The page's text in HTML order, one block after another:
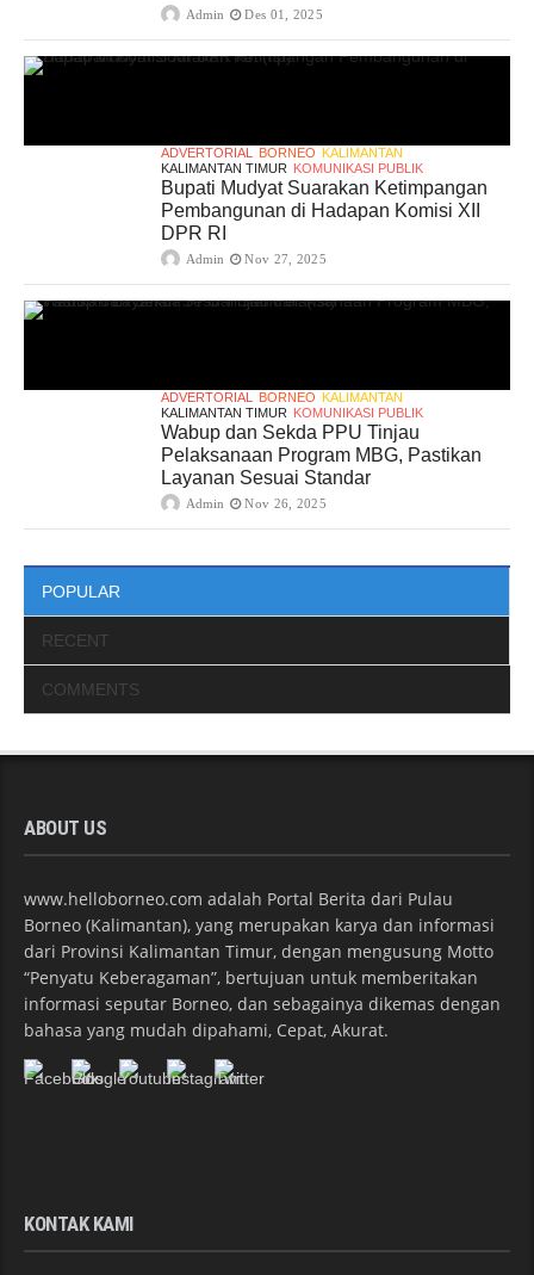
Admin Des 01, 2025
ADVERTORIAL BORNEO KALIMANTAN
KALIMANTAN TIMUR KOMUNIKASI PUBLIK
Bupati Mudyat Suarakan Ketimpangan
Pembangunan di Hadapan Komisi XII
DPR RI
Admin Nov 27, 2025
ADVERTORIAL BORNEO KALIMANTAN
KALIMANTAN TIMUR KOMUNIKASI PUBLIK
Wabup dan Sekda PPU Tinjau
Pelaksanaan Program MBG, Pastikan
Layanan Sesuai Standar
Admin Nov 26, 2025
POPULAR
RECENT
COMMENTS
ABOUT US
www.helloborneo.com adalah Portal Berita dari Pulau
Borneo (Kalimantan), yang merupakan karya dan informasi
dari Provinsi Kalimantan Timur, dengan mengusung Motto
“Penyatu Keberagaman”, bertujuan untuk memberitakan
informasi seputar Borneo, dan sebagainya dikemas dengan
bahasa yang mudah dipahami, Cepat, Akurat.
KONTAK KAMI